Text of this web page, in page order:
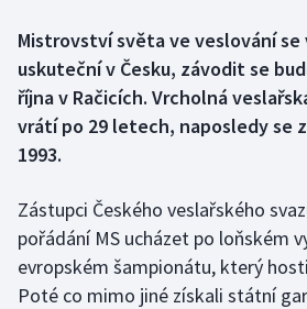
Box
Curling
Florbal
Futsal
Mistrovství světa ve veslování se
uskuteční v Česku, závodit se
října v Račicích. Vrcholná
vrátí po 29 letech, naposledy se
1993.
Zástupci Českého veslařského
pořádání MS ucházet po loňském
evropském šampionátu, který
Poté co mimo jiné získali státní